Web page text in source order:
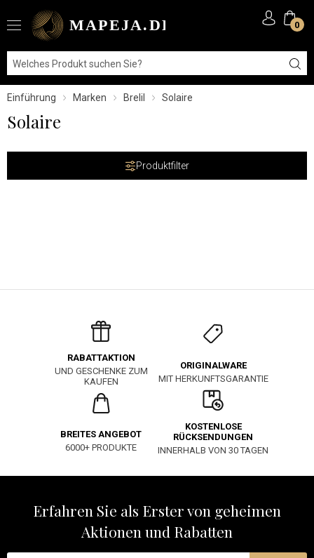
0
Einführung Marken Brelil Solaire
Solaire
Produktfilter
RABATTAKTION
UND GESCHENKE ZUM
KAUFEN
ORIGINALWARE
MIT HERKUNFTSGARANTIE
BREITES ANGEBOT
6000+ PRODUKTE
KOSTENLOSE
RÜCKSENDUNGEN
INNERHALB VON 30 TAGEN
Erfahren Sie als Erster von geheimen
Aktionen und Rabatten